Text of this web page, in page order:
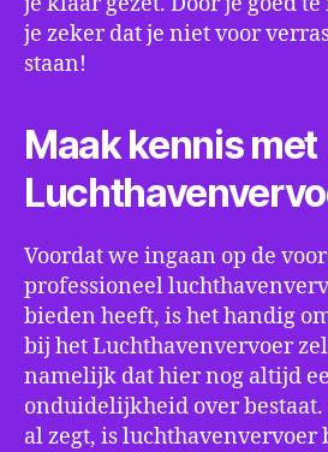
je zeker dat je niet voor
staan!
Maak kennis met
Voordat we ingaan op de
professioneel
bieden heeft, is het handig
bij het Luchthavenvervoer
namelijk dat hier nog altijd
onduidelijkheid over bestaat.
al zegt, is luchthavenvervoer